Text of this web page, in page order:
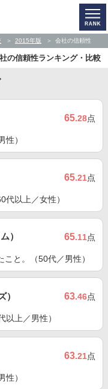
2015年版 会社の信頼性
の信頼性ランキング・比較
65.28点
）
65.21点
代以上／女性）
） 65.11点
と。（50代／男性）
） 63.46点
上／男性）
63.21点
）